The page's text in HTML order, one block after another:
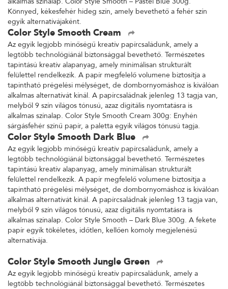
Könnyed, kékesfehér hideg szín, amely bevethető a fehér szín
egyik alternatívájaként.
Color Style Smooth Cream
Az egyik legjobb minőségű kreatív papírcsaládunk, amely a
legtöbb technológiánál biztonsággal bevethető. Természetes
tapintású kreatív alapanyag, amely minimálisan strukturált
felülettel rendelkezik. A papír megfelelő volumene biztosítja a
tapintható prégelési mélységet, de dombornyomáshoz is kiválóan
alkalmas alternatívát kínál. A papírcsaládnak jelenleg 13 tagja van,
melyből 9 szín világos tónusú, azaz digitális nyomtatásra is
alkalmas színalap. Color Style Smooth Cream 300g: Enyhén
sárgásfehér színű papír, a paletta egyik világos tónusú tagja.
Color Style Smooth Dark Blue
Az egyik legjobb minőségű kreatív papírcsaládunk, amely a
legtöbb technológiánál biztonsággal bevethető. Természetes
tapintású kreatív alapanyag, amely minimálisan strukturált
felülettel rendelkezik. A papír megfelelő volumene biztosítja a
tapintható prégelési mélységet, de dombornyomáshoz is kiválóan
alkalmas alternatívát kínál. A papírcsaládnak jelenleg 13 tagja van,
melyből 9 szín világos tónusú, azaz digitális nyomtatásra is
alkalmas színalap. Color Style Smooth – Dark Blue 300g. A fekete
papír egyik tökéletes, időtlen, kellően komoly megjelenésű
alternatívája.
Color Style Smooth Jungle Green
Az egyik legjobb minőségű kreatív papírcsaládunk, amely a
legtöbb technológiánál biztonsággal bevethető. Természetes